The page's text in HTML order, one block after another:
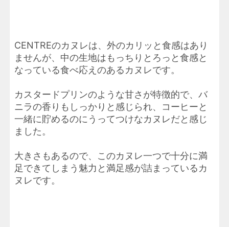
CENTREのカヌレは、外のカリッと食感はあり
ませんが、中の生地はもっちりとろっと食感と
なっている食べ応えのあるカヌレです。
カスタードプリンのような甘さが特徴的で、バ
ニラの香りもしっかりと感じられ、コーヒーと
一緒に貯めるのにうってつけなカヌレだと感じ
ました。
大きさもあるので、このカヌレ一つで十分に満
足できてしまう魅力と満足感が詰まっているカ
ヌレです。